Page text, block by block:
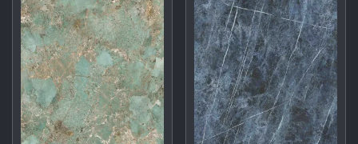
可
在
產
品
頁
面
選
擇